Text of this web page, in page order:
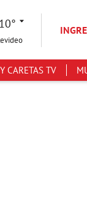
10°
CARETAS TV